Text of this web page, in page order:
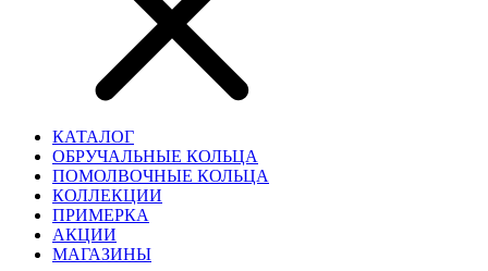
КАТАЛОГ
ОБРУЧАЛЬНЫЕ КОЛЬЦА
ПОМОЛВОЧНЫЕ КОЛЬЦА
КОЛЛЕКЦИИ
ПРИМЕРКА
АКЦИИ
МАГАЗИНЫ